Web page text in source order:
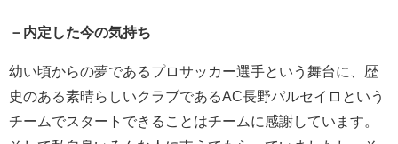
－内定した今の気持ち
幼い頃からの夢であるプロサッカー選手という舞台に、歴
史のある素晴らしいクラブであるAC長野パルセイロという
チームでスタートできることはチームに感謝しています。